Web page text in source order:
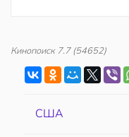
Кинопоиск 7.7(54652)
США